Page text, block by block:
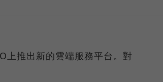
推出新的雲端服務平台。對